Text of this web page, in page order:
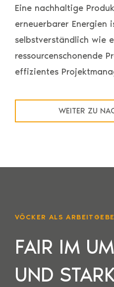
Eine nachhaltige
erneuerbarer Energien
selbstverständlich wie
ressourcenschonende
effizientes
WEITER ZU
VÖCKER ALS
FAIR IM
UND